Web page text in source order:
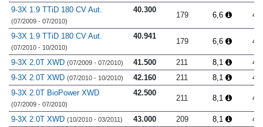
9-3X 1.9 TTiD 180 CV Aut.
(07/2009 - 07/2010)
40.300
179 6,6
9-3X 1.9 TTiD 180 CV Aut.
(07/2010 - 10/2010)
40.941
179 6,6
9-3X 2.0T XWD (07/2009 - 07/2010) 41.500 211 8,1
9-3X 2.0T XWD (07/2010 - 10/2010) 42.160 211 8,1
9-3X 2.0T BioPower XWD
(07/2009 - 07/2010)
42.500
211 8,1
9-3X 2.0T XWD (10/2010 - 03/2011) 43.000 209 8,1